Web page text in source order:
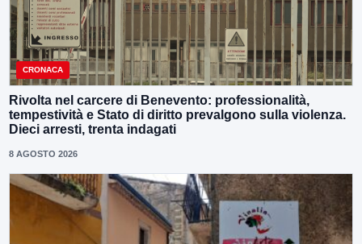
CRONACA
Rivolta nel carcere di Benevento: professionalità,
tempestività e Stato di diritto prevalgono sulla violenza.
Dieci arresti, trenta indagati
8 AGOSTO 2026